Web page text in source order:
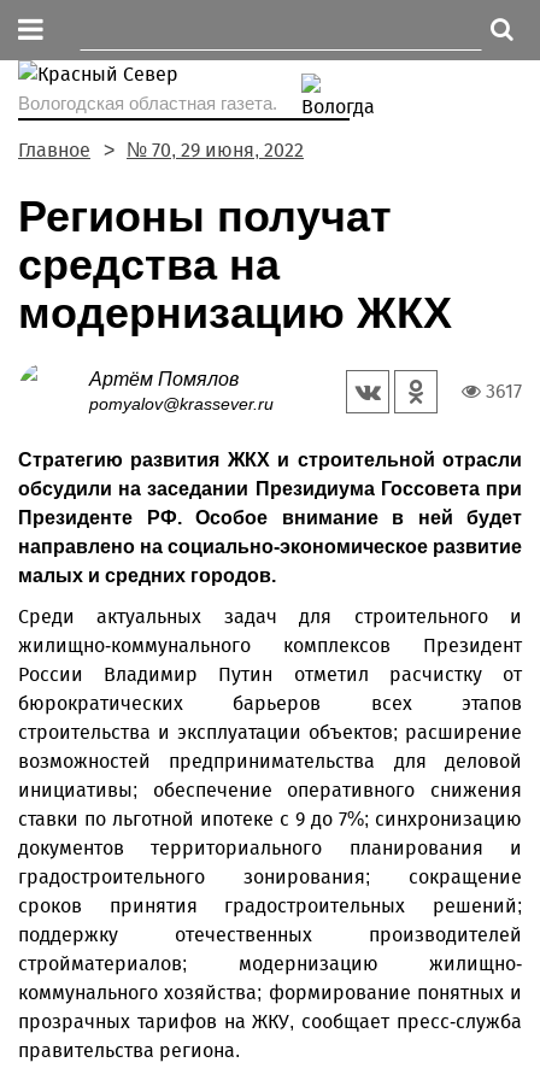
Вологодская областная газета.
Главное № 70, 29 июня, 2022
Регионы получат
средства на
модернизацию ЖКХ
Артём Помялов
pomyalov@krassever.ru
3617
Стратегию развития ЖКХ и строительной отрасли
обсудили на заседании Президиума Госсовета при
Президенте РФ. Особое внимание в ней будет
направлено на социально-экономическое развитие
малых и средних городов.
Среди актуальных задач для строительного и
жилищно-коммунального комплексов Президент
России Владимир Путин отметил расчистку от
бюрократических барьеров всех этапов
строительства и эксплуатации объектов; расширение
возможностей предпринимательства для деловой
инициативы; обеспечение оперативного снижения
ставки по льготной ипотеке с 9 до 7%; синхронизацию
документов территориального планирования и
градостроительного зонирования; сокращение
сроков принятия градостроительных решений;
поддержку отечественных производителей
стройматериалов; модернизацию жилищно-
коммунального хозяйства; формирование понятных и
прозрачных тарифов на ЖКУ, сообщает пресс-служба
правительства региона.